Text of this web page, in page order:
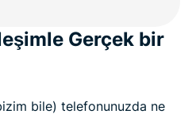
Gerçek bir
bile) telefonunuzda ne